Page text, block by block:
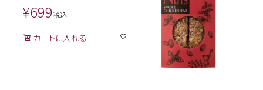
¥699税込
カートに入れる